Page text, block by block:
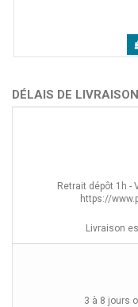
DÉLAIS DE LIVRAISON
Retrait dépôt 1h -
https://
Livraison
3 à 8 jours